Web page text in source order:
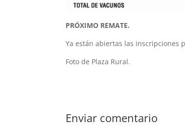
PRÓXIMO REMATE.
Ya están abiertas las inscripciones
Foto de Plaza Rural.
Enviar comentario